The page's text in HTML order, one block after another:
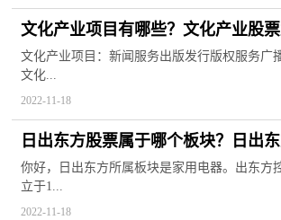
文化产业项目有哪些？文化产业股票
文化产业项目：新闻服务出版发行版权服务广
文化...
2022-11-18
日出东方股票属于哪个板块？日出
是多少？
你好，日出东方所属板块是家用电器。出东方
立于1...
2022-11-18